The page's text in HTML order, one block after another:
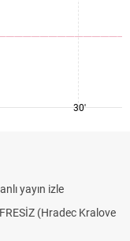
30'
yayın izle
(Hradec Kralove